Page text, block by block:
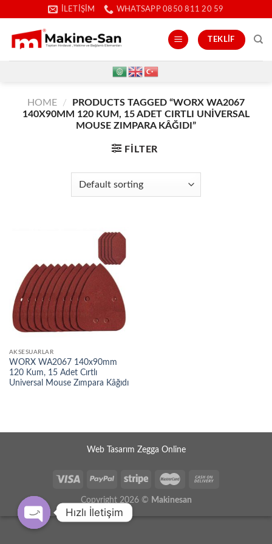
İLETIŞIM WHATSAPP 0850 811 20 59
TEKLIF
HOME /
PRODUCTS TAGGED “WORX WA2067
140X90MM 120 KUM, 15 ADET CIRTLI UNIVERSAL
MOUSE ZIMPARA KÂĞIDI”
FILTER
AKSESUARLAR
WORX WA2067 140x90mm
120 Kum, 15 Adet Cırtlı
Universal Mouse Zımpara Kâğıdı
Web Tasarım Zegga Online
Copyright 2026 © Makinesan
Hızlı İletişim